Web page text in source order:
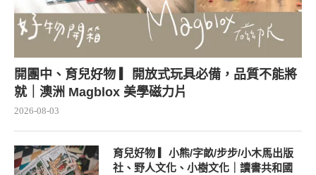
開團中、育兒好物 ▎開放式玩具必備，品質不能將
就｜澳洲 Magblox 美學磁力片
2026-08-03
育兒好物 ▎小熊/字畝/步步/小木馬出版
社、野人文化、小樹文化｜讀書共和國